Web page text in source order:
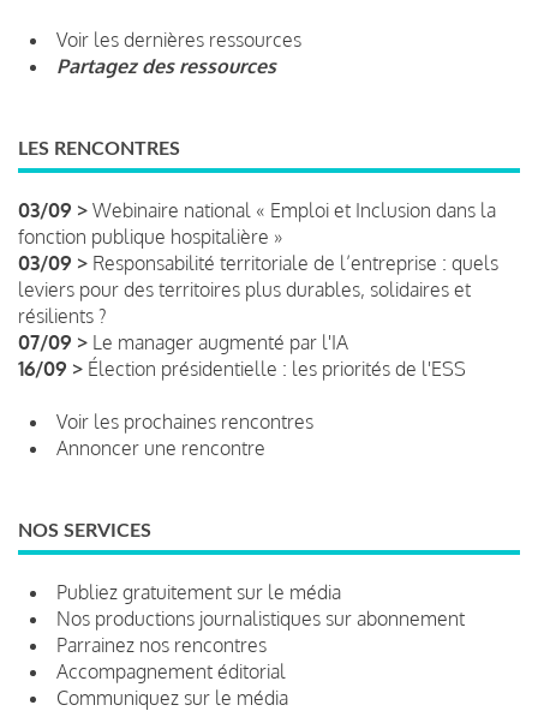
Voir les dernières ressources
Partagez des ressources
LES RENCONTRES
03/09 > Webinaire national « Emploi et Inclusion dans la
fonction publique hospitalière »
03/09 > Responsabilité territoriale de l’entreprise : quels
leviers pour des territoires plus durables, solidaires et
résilients ?
07/09 > Le manager augmenté par l'IA
16/09 > Élection présidentielle : les priorités de l'ESS
Voir les prochaines rencontres
Annoncer une rencontre
NOS SERVICES
Publiez gratuitement sur le média
Nos productions journalistiques sur abonnement
Parrainez nos rencontres
Accompagnement éditorial
Communiquez sur le média